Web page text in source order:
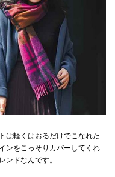
は軽くはおるだけでこなれた
ンをこっそりカバーしてくれ
ンドなんです。